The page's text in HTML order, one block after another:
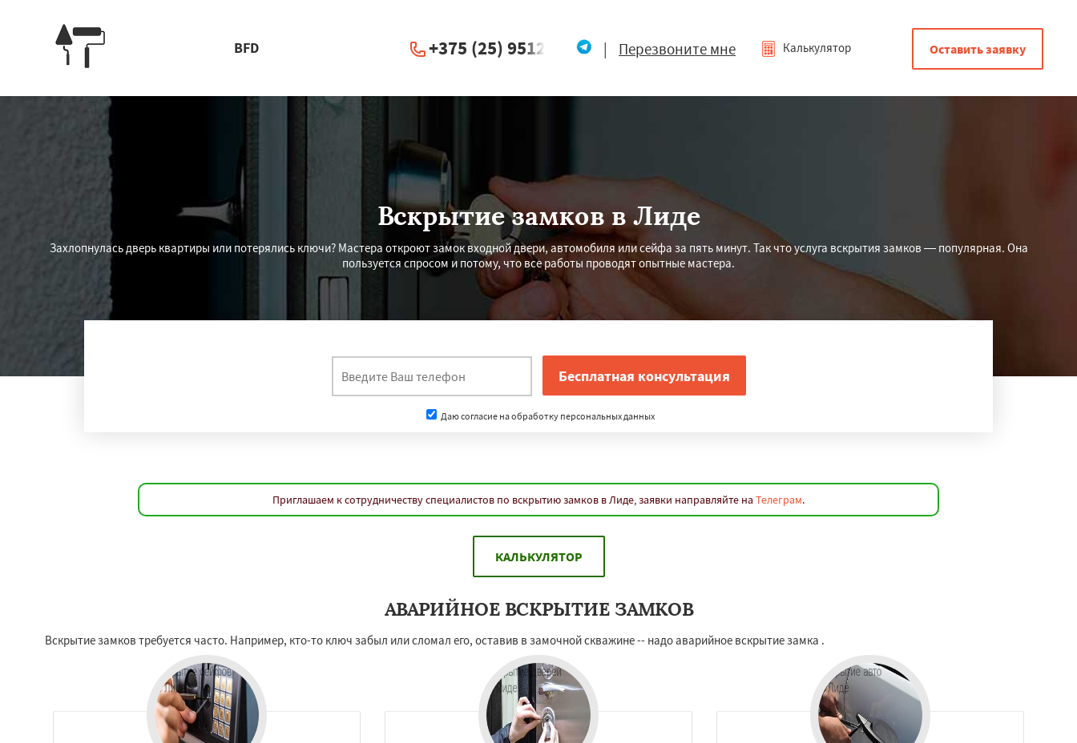
BFD +375 (25) 951234 | Перезвоните мне Калькулятор Оставить заявку
Вскрытие замков в Лиде
Захлопнулась дверь квартиры или потерялись ключи? Мастера откроют замок входной двери, автомобиля или сейфа за пять минут. Так что услуга вскрытия замков — популярная. Она
пользуется спросом и потому, что все работы проводят опытные мастера.
Даю согласие на обработку персональных данных
Приглашаем к сотрудничеству специалистов по вскрытию замков в Лиде, заявки направляйте на Телеграм.
КАЛЬКУЛЯТОР
АВАРИЙНОЕ ВСКРЫТИЕ ЗАМКОВ
Вскрытие замков требуется часто. Например, кто-то ключ забыл или сломал его, оставив в замочной скважине -- надо аварийное вскрытие замка .